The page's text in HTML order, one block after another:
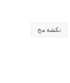
نكشة مخ